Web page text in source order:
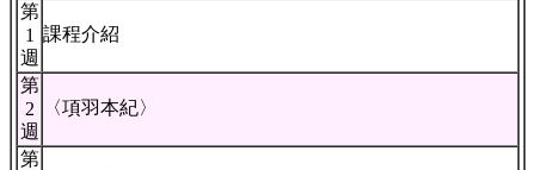
第
1
週
課程介紹
第
2
週
〈項羽本紀〉
第